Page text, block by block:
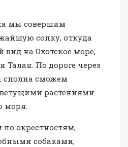
мы совершим
сопку, откуда
на Охотское море,
Талан. По дороге через
сможем
растениями
моря.
окрестностям,
собаками,